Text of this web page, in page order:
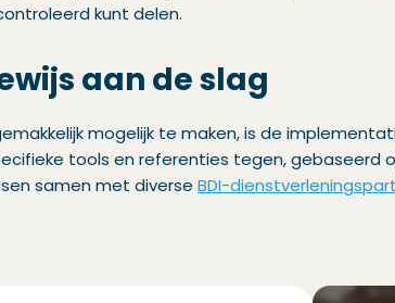
kunt delen.
aan de slag
mogelijk te maken, is de
tools en referenties tegen, gebaseerd
samen met diverse BDI-